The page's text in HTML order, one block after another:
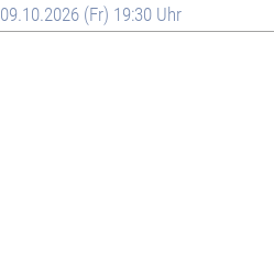
09.10.2026 (Fr) 19:30 Uhr